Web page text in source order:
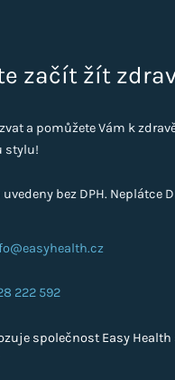
začít žít
a pomůžete Vám k
stylu!
bez DPH. Neplátce
222 592
společnost Easy Health